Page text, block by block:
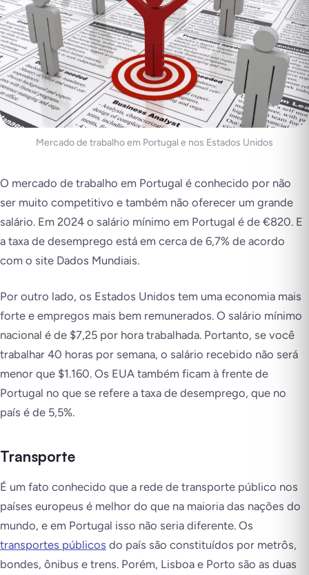
Mercado de trabalho em Portugal e nos Estados Unidos
O mercado de trabalho em Portugal é conhecido por não
ser muito competitivo e também não oferecer um grande
salário. Em 2024 o salário mínimo em Portugal é de €820. E
a taxa de desemprego está em cerca de 6,7% de acordo
com o site Dados Mundiais.
Por outro lado, os Estados Unidos tem uma economia mais
forte e empregos mais bem remunerados. O salário mínimo
nacional é de $7,25 por hora trabalhada. Portanto, se você
trabalhar 40 horas por semana, o salário recebido não será
menor que $1.160. Os EUA também ficam à frente de
Portugal no que se refere a taxa de desemprego, que no
país é de 5,5%.
Transporte
É um fato conhecido que a rede de transporte público nos
países europeus é melhor do que na maioria das nações do
mundo, e em Portugal isso não seria diferente. Os
transportes públicos do país são constituídos por metrôs,
bondes, ônibus e trens. Porém, Lisboa e Porto são as duas